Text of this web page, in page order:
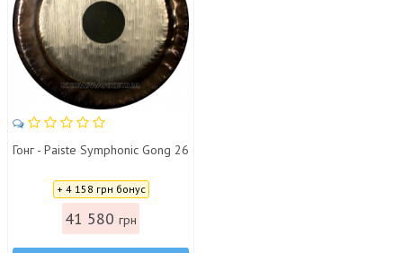
Гонг - Paiste Symphonic Gong 26
+ 4 158 грн бонус
41 580 грн